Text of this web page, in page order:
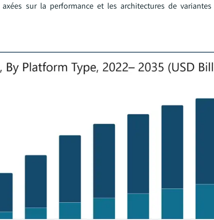
sur la performance et les architectures de variantes